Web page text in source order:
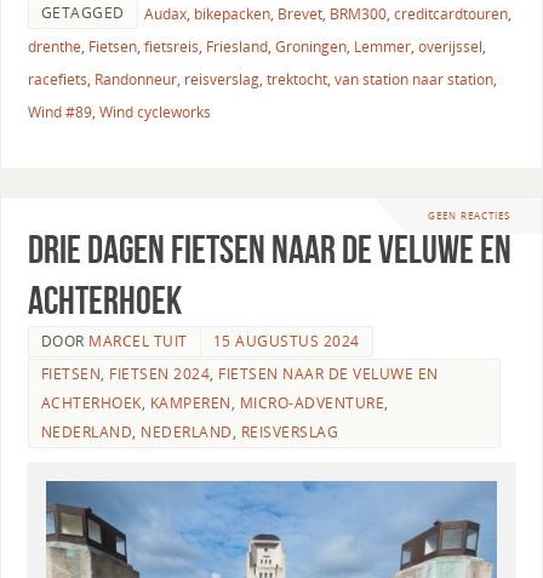
GETAGGED Audax, bikepacken, Brevet, BRM300, creditcardtouren,
drenthe, Fietsen, fietsreis, Friesland, Groningen, Lemmer, overijssel,
racefiets, Randonneur, reisverslag, trektocht, van station naar station,
Wind #89, Wind cycleworks
GEEN REACTIES
Drie dagen fietsen naar de Veluwe en
Achterhoek
DOOR MARCEL TUIT
15 AUGUSTUS 2024
FIETSEN, FIETSEN 2024, FIETSEN NAAR DE VELUWE EN
ACHTERHOEK, KAMPEREN, MICRO-ADVENTURE,
NEDERLAND, NEDERLAND, REISVERSLAG